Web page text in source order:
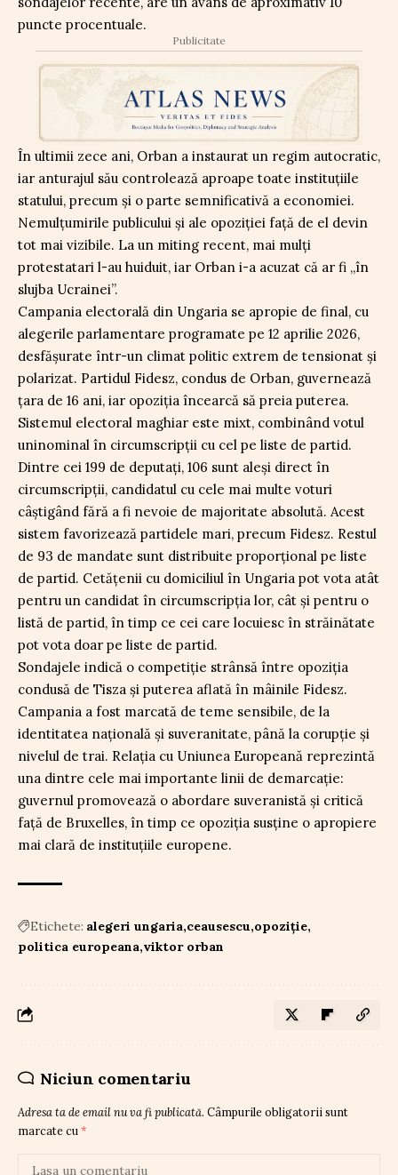
puncte procentuale.
Publicitate
În ultimii zece ani, Orban a instaurat un regim autocratic,
iar anturajul său controlează aproape toate instituțiile
statului, precum și o parte semnificativă a economiei.
Nemulțumirile publicului și ale opoziției față de el devin
tot mai vizibile. La un miting recent, mai mulți
protestatari l-au huiduit, iar Orban i-a acuzat că ar fi „în
slujba Ucrainei”.
Campania electorală din Ungaria se apropie de final, cu
alegerile parlamentare programate pe 12 aprilie 2026,
desfășurate într-un climat politic extrem de tensionat și
polarizat. Partidul Fidesz, condus de Orban, guvernează
țara de 16 ani, iar opoziția încearcă să preia puterea.
Sistemul electoral maghiar este mixt, combinând votul
uninominal în circumscripții cu cel pe liste de partid.
Dintre cei 199 de deputați, 106 sunt aleși direct în
circumscripții, candidatul cu cele mai multe voturi
câștigând fără a fi nevoie de majoritate absolută. Acest
sistem favorizează partidele mari, precum Fidesz. Restul
de 93 de mandate sunt distribuite proporțional pe liste
de partid. Cetățenii cu domiciliul în Ungaria pot vota atât
pentru un candidat în circumscripția lor, cât și pentru o
listă de partid, în timp ce cei care locuiesc în străinătate
pot vota doar pe liste de partid.
Sondajele indică o competiție strânsă între opoziția
condusă de Tisza și puterea aflată în mâinile Fidesz.
Campania a fost marcată de teme sensibile, de la
identitatea națională și suveranitate, până la corupție și
nivelul de trai. Relația cu Uniunea Europeană reprezintă
una dintre cele mai importante linii de demarcație:
guvernul promovează o abordare suveranistă și critică
față de Bruxelles, în timp ce opoziția susține o apropiere
mai clară de instituțiile europene.
Etichete: alegeri ungaria ceausescu opoziție
politica europeana viktor orban
Niciun comentariu
Adresa ta de email nu va fi publicată. Câmpurile obligatorii sunt
marcate cu *